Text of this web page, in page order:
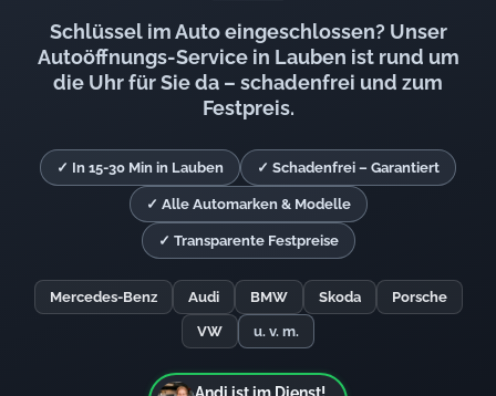
Schlüssel im Auto eingeschlossen? Unser
Autoöffnungs-Service in Lauben ist rund um
die Uhr für Sie da – schadenfrei und zum
Festpreis.
✓ In 15-30 Min in Lauben ✓ Schadenfrei – Garantiert
✓ Alle Automarken & Modelle
✓ Transparente Festpreise
Mercedes-Benz Audi BMW Skoda Porsche
VW u. v. m.
Andi ist im Dienst!